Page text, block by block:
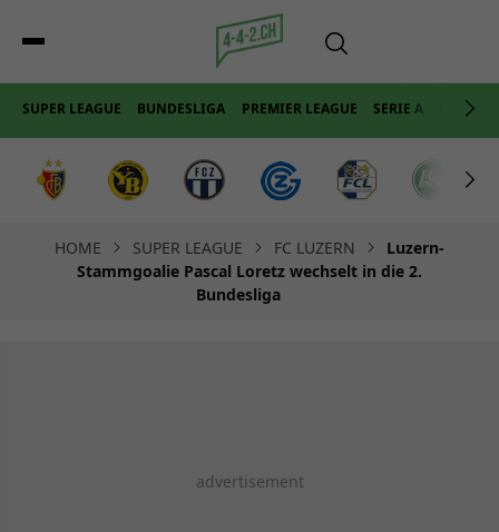
SUPER LEAGUE BUNDESLIGA PREMIER LEAGUE SERIE A LA LIGA
HOME SUPER LEAGUE FC LUZERN
Luzern-
Stammgoalie Pascal Loretz wechselt in die 2.
Bundesliga